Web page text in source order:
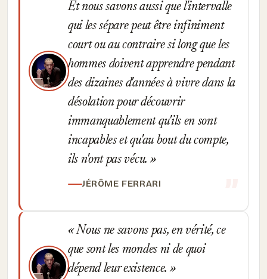
Et nous savons aussi que l'intervalle
qui les sépare peut être infiniment
court ou au contraire si long que les
hommes doivent apprendre pendant
des dizaines d'années à vivre dans la
désolation pour découvrir
immanquablement qu'ils en sont
incapables et qu'au bout du compte,
ils n'ont pas vécu.
JÉRÔME FERRARI
Nous ne savons pas, en vérité, ce
que sont les mondes ni de quoi
dépend leur existence.